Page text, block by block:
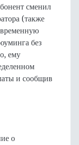
сменил
(также
без
ему
и сообщив
о